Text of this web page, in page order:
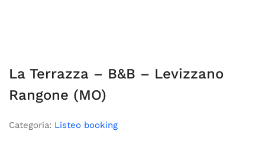
La Terrazza – B&B – Levizzano
Rangone (MO)
Categoria: Listeo booking